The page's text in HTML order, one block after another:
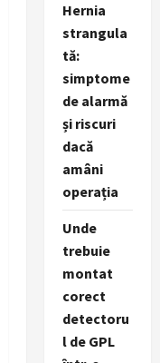
Hernia
strangula
tă:
simptome
de alarmă
și riscuri
dacă
amâni
operația
Unde
trebuie
montat
corect
detectoru
l de GPL